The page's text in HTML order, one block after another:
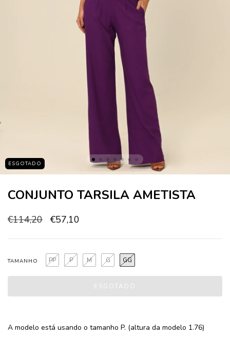
ESGOTADO
CONJUNTO TARSILA AMETISTA
€114,20 €57,10
TAMANHO GG
G
M
P
PP
A modelo está usando o tamanho P. (altura da modelo 1.76)